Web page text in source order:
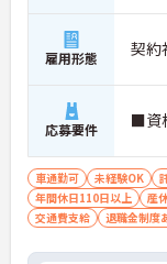
雇用形態 契約
応募要件 ■資
車通勤可 未経験OK
年間休日110日以上
産
交通費支給
退職金制度